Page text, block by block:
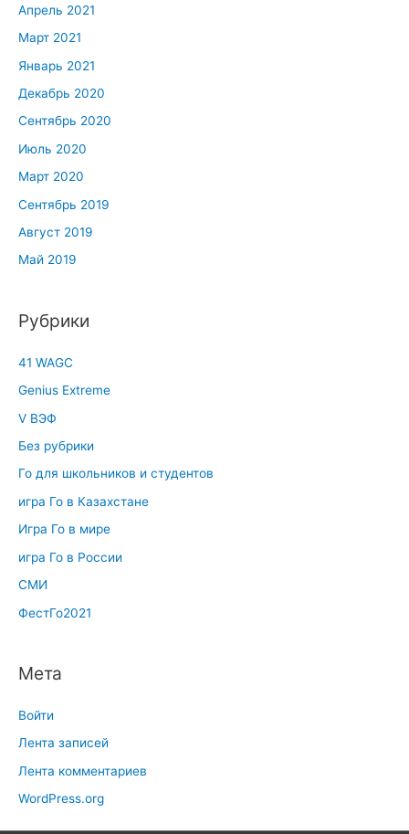
Апрель 2021
Март 2021
Январь 2021
Декабрь 2020
Сентябрь 2020
Июль 2020
Март 2020
Сентябрь 2019
Август 2019
Май 2019
Рубрики
41 WAGC
Genius Extreme
V ВЭФ
Без рубрики
Го для школьников и студентов
игра Го в Казахстане
Игра Го в мире
игра Го в России
СМИ
ФестГо2021
Мета
Войти
Лента записей
Лента комментариев
WordPress.org